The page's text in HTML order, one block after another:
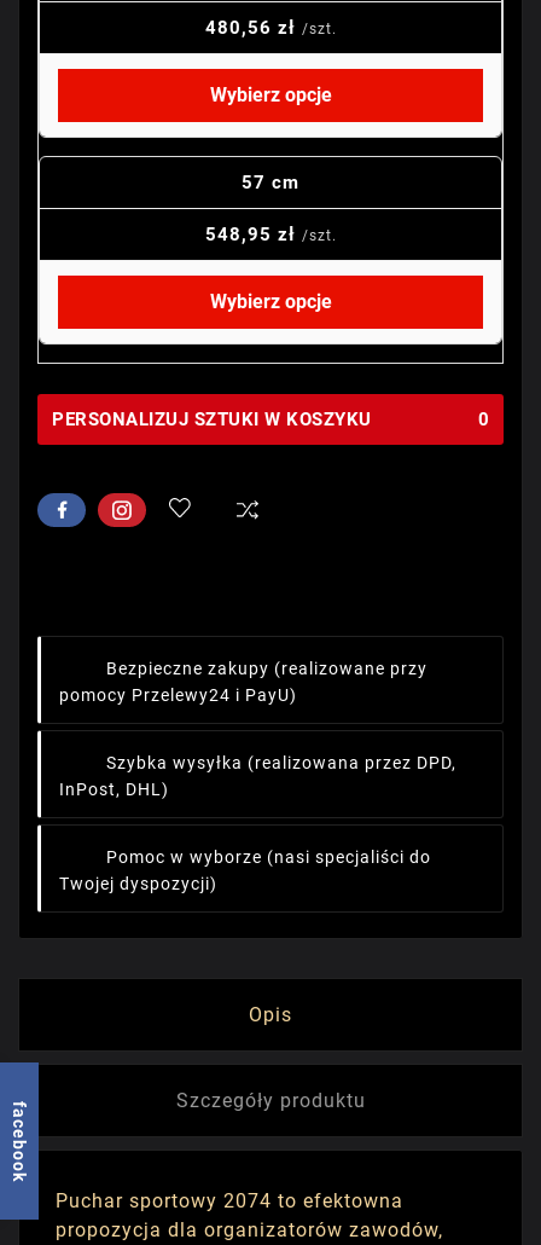
480,56 zł /szt.
Wybierz opcje
57 cm
548,95 zł /szt.
Wybierz opcje
PERSONALIZUJ SZTUKI W KOSZYKU 0
Bezpieczne zakupy (realizowane przy
pomocy Przelewy24 i PayU)
Szybka wysyłka (realizowana przez DPD,
InPost, DHL)
Pomoc w wyborze (nasi specjaliści do
Twojej dyspozycji)
Opis
Szczegóły produktu
Puchar sportowy 2074 to efektowna
propozycja dla organizatorów zawodów,
facebook